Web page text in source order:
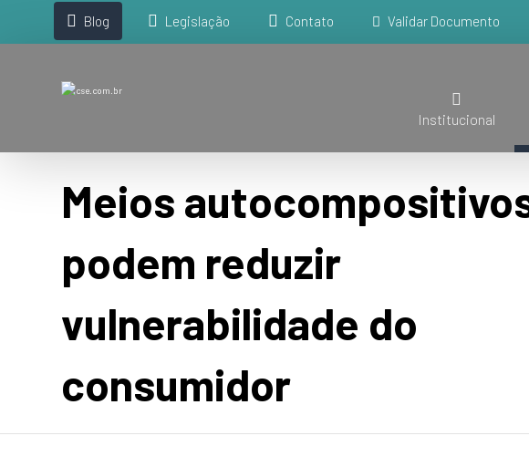
Blog Legislação Contato Validar Documento
Institucional
Meios
podem reduzir
vulnerabilidade do
consumidor